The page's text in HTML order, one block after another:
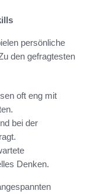
persönliche
den gefragtesten
oft eng mit
bei der
Denken.